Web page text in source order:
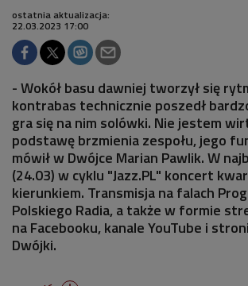
ostatnia aktualizacja:
22.03.2023 17:00
- Wokół basu dawniej tworzył się
kontrabas technicznie poszedł
gra się na nim solówki. Nie jestem
podstawę brzmienia zespołu, jego
mówił w Dwójce Marian Pawlik. W
(24.03) w cyklu "Jazz.PL" koncert
kierunkiem. Transmisja na falach
Polskiego Radia, a także w formie
na Facebooku, kanale YouTube i
Dwójki.